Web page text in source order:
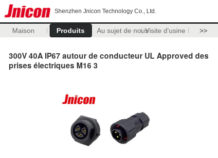
Shenzhen Jnicon Technology Co., Ltd.
Maison Produits Au sujet de nousVisite d'usine >>
300V 40A IP67 autour de conducteur UL Approved des
prises électriques M16 3